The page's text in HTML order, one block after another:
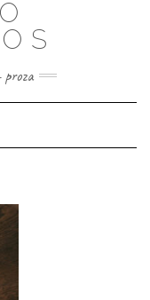
proza